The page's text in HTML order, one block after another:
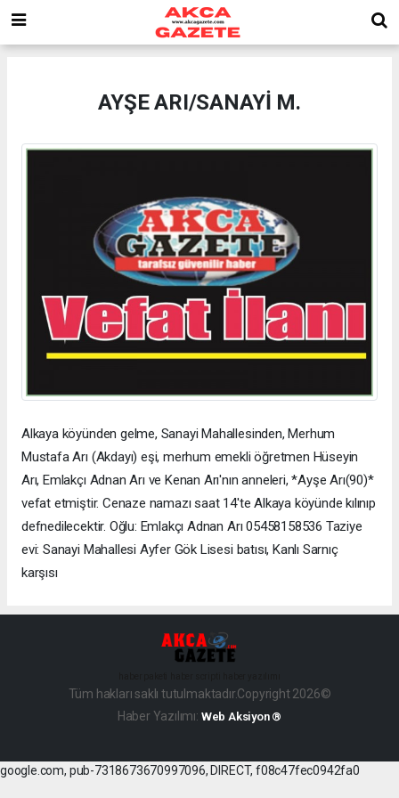
AYŞE ARI/SANAYİ M.
Alkaya köyünden gelme, Sanayi Mahallesinden, Merhum
Mustafa Arı (Akdayı) eşi, merhum emekli öğretmen Hüseyin
Arı, Emlakçı Adnan Arı ve Kenan Arı'nın anneleri, *Ayşe Arı(90)*
vefat etmiştir. Cenaze namazı saat 14'te Alkaya köyünde kılınıp
defnedilecektir. Oğlu: Emlakçı Adnan Arı 05458158536 Taziye
evi: Sanayi Mahallesi Ayfer Gök Lisesi batısı, Kanlı Sarnıç
karşısı
Tüm hakları saklı tutulmaktadır.Copyright 2026©
Haber Yazılımı: Web Aksiyon ®
google.com, pub-7318673670997096, DIRECT, f08c47fec0942fa0